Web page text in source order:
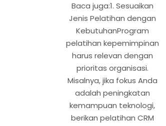
Baca juga:1. Sesuaikan
Jenis Pelatihan dengan
KebutuhanProgram
pelatihan kepemimpinan
harus relevan dengan
prioritas organisasi.
Misalnya, jika fokus Anda
adalah peningkatan
kemampuan teknologi,
berikan pelatihan CRM